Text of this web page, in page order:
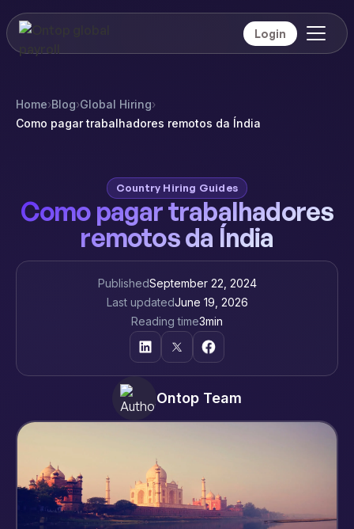
Login
Home›Blog›Global Hiring›
Como pagar trabalhadores remotos da Índia
Country Hiring Guides
Como pagar trabalhadores
remotos da Índia
PublishedSeptember 22, 2024
Last updatedJune 19, 2026
Reading time3min
Ontop Team